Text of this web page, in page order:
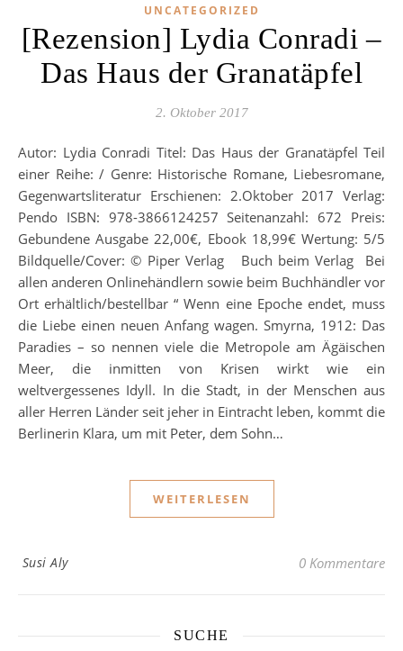
UNCATEGORIZED
[Rezension] Lydia Conradi –
Das Haus der Granatäpfel
2. Oktober 2017
Autor: Lydia Conradi Titel: Das Haus der Granatäpfel Teil
einer Reihe: / Genre: Historische Romane, Liebesromane,
Gegenwartsliteratur Erschienen: 2.Oktober 2017 Verlag:
Pendo ISBN: 978-3866124257 Seitenanzahl: 672 Preis:
Gebundene Ausgabe 22,00€, Ebook 18,99€ Wertung: 5/5
Bildquelle/Cover: © Piper Verlag Buch beim Verlag Bei
allen anderen Onlinehändlern sowie beim Buchhändler vor
Ort erhältlich/bestellbar “ Wenn eine Epoche endet, muss
die Liebe einen neuen Anfang wagen. Smyrna, 1912: Das
Paradies – so nennen viele die Metropole am Ägäischen
Meer, die inmitten von Krisen wirkt wie ein
weltvergessenes Idyll. In die Stadt, in der Menschen aus
aller Herren Länder seit jeher in Eintracht leben, kommt die
Berlinerin Klara, um mit Peter, dem Sohn…
WEITERLESEN
Susi Aly 0 Kommentare
SUCHE